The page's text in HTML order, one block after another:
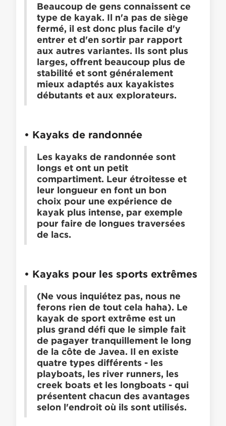
Beaucoup de gens connaissent ce
type de kayak. Il n'a pas de siège
fermé, il est donc plus facile d'y
entrer et d'en sortir par rapport
aux autres variantes. Ils sont plus
larges, offrent beaucoup plus de
stabilité et sont généralement
mieux adaptés aux kayakistes
débutants et aux explorateurs.
• Kayaks de randonnée
Les kayaks de randonnée sont
longs et ont un petit
compartiment. Leur étroitesse et
leur longueur en font un bon
choix pour une expérience de
kayak plus intense, par exemple
pour faire de longues traversées
de lacs.
• Kayaks pour les sports extrêmes
(Ne vous inquiétez pas, nous ne
ferons rien de tout cela haha). Le
kayak de sport extrême est un
plus grand défi que le simple fait
de pagayer tranquillement le long
de la côte de Javea. Il en existe
quatre types différents - les
playboats, les river runners, les
creek boats et les longboats - qui
présentent chacun des avantages
selon l'endroit où ils sont utilisés.